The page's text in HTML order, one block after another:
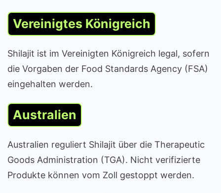
Vereinigtes Königreich
Shilajit ist im Vereinigten Königreich legal, sofern
die Vorgaben der Food Standards Agency (FSA)
eingehalten werden.
Australien
Australien reguliert Shilajit über die Therapeutic
Goods Administration (TGA). Nicht verifizierte
Produkte können vom Zoll gestoppt werden.